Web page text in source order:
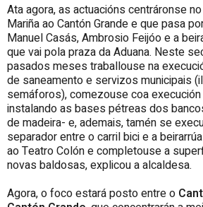
Ata agora, as actuacións centráronse
Mariña ao Cantón Grande e que pasa
Manuel Casás, Ambrosio Feijóo e a
que vai pola praza da Aduana. Neste
pasados meses traballouse na
de saneamento e servizos municipais
semáforos), comezouse coa
instalando as bases pétreas dos
de madeira- e, ademais, tamén se
separador entre o carril bici e a
ao Teatro Colón e completouse a
novas baldosas, explicou a alcaldesa.
Agora, o foco estará posto entre o